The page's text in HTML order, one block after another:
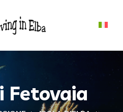
Fetovaia